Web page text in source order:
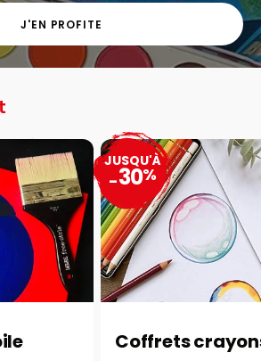
J'EN PROFITE
Coffrets
JUSQU'À
-30%